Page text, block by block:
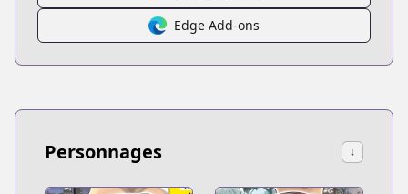
Edge Add-ons
Personnages ↓